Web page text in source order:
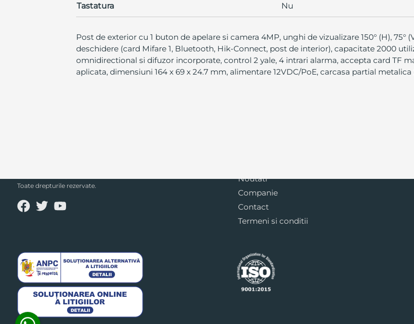
Tastatura Nu
Post de exterior cu 1 buton de apelare si camera 4MP, unghi de vizualizare 150° (H), 75°
deschidere (card Mifare 1, Bluetooth, Hik-Connect, post de interior), capacitate 2000
omnidirectional si difuzor incorporate, control 2 yale, 4 intrari alarma, accepta card TF
aplicata, dimensiuni 164 x 69 x 24.7 mm, alimentare 12VDC/PoE, carcasa partial
Toate drepturile rezervate.
Noutati
Companie
Contact
Termeni si conditii